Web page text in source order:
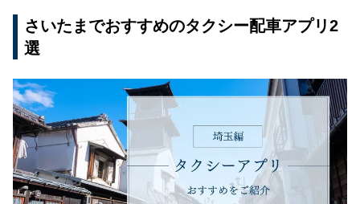
さいたまでおすすめのタクシー配車アプリ2
選